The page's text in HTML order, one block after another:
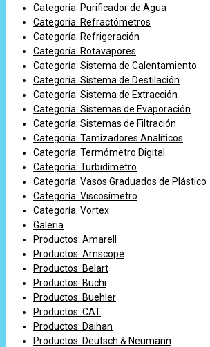
Categoría: Purificador de Agua
Categoría: Refractómetros
Categoría: Refrigeración
Categoría: Rotavapores
Categoría: Sistema de Calentamiento
Categoría: Sistema de Destilación
Categoría: Sistema de Extracción
Categoría: Sistemas de Evaporación
Categoría: Sistemas de Filtración
Categoría: Tamizadores Analíticos
Categoría: Termómetro Digital
Categoría: Turbidímetro
Categoría: Vasos Graduados de Plástico
Categoría: Viscosímetro
Categoría: Vortex
Galeria
Productos: Amarell
Productos: Amscope
Productos: Belart
Productos: Buchi
Productos: Buehler
Productos: CAT
Productos: Daihan
Productos: Deutsch & Neumann